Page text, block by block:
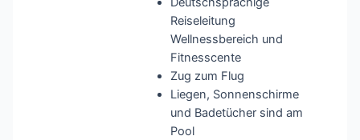
Reiseleitung
Wellnessbereich und
Fitnesscente
Zug zum Flug
Liegen, Sonnenschirme
und Badetücher sind am
Pool